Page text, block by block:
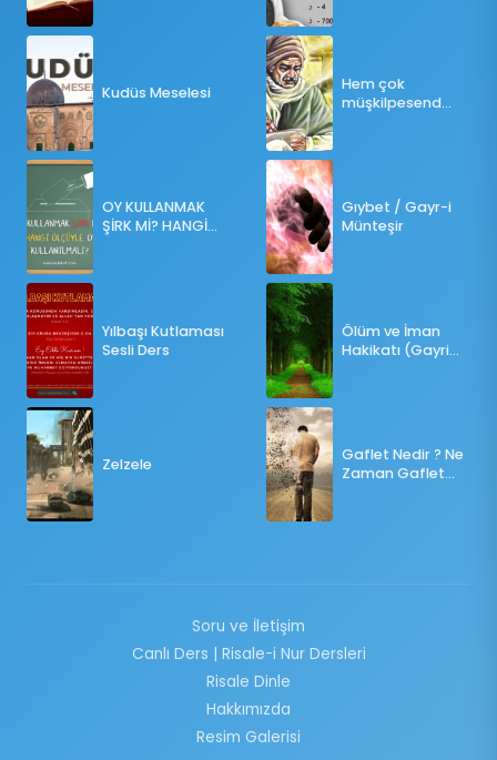
Kudüs Meselesi
OY KULLANMAK
ŞİRK Mİ? HANGİ
Yılbaşı Kutlaması
Sesli Ders
Zelzele
Hem çok
müşkilpesend
Gıybet / Gayr-i
Münteşir
Ölüm ve İman
Hakikatı (Gayri
Gaflet Nedir ? Ne
Zaman Gaflet
Soru ve İletişim
Canlı Ders | Risale-i Nur Dersleri
Risale Dinle
Hakkımızda
Resim Galerisi